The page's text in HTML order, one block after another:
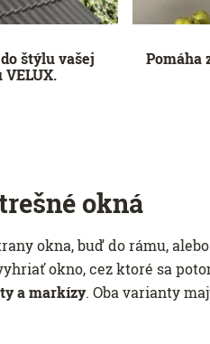
štýlu vašej
VELUX.
Pomáha
okná
okna, buď do rámu,
okno, cez ktoré sa
a markízy. Oba varianty